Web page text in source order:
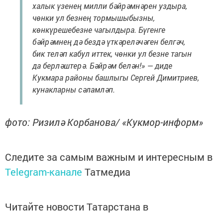
халык үзенең милли бәйрәмнәрен уздыра,
чөнки ул безнең тормышыбызны,
көнкүрешебезне чагылдыра. Бүгенге
бәйрәмнең дә бездә үткәреләчәген белгәч,
бик теләп кабул иттек, чөнки ул безне тагын
да берләштерә. Бәйрәм белән!» — диде
Кукмара районы башлыгы Сергей Димитриев,
кунакларны сәламләп.
фото: Ризилә Корбанова/ «Кукмор-информ»
Следите за самым важным и интересным в
Telegram-канале Татмедиа
Читайте новости Татарстана в